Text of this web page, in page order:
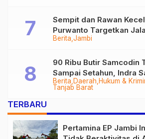
Berita Jambi
Sempit dan Rawan
Purwanto Targetkan
Tungkal-Jambi Mulus di
Berita Daerah Hukum &
Tanjab Barat
90 Ribu Butir Samcodin
Sampai Setahun, Indra
Audit Menyeluruh
TERBARU
Pertamina EP Jambi